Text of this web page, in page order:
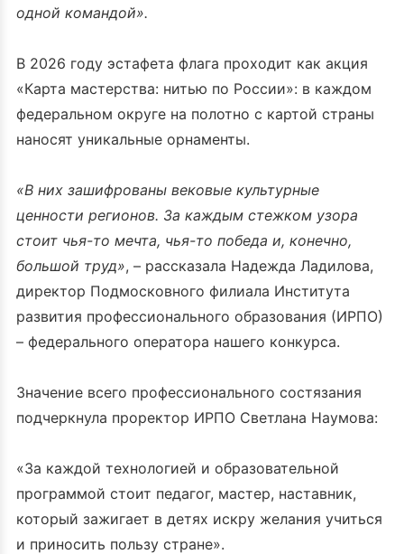
одной командой».
В 2026 году эстафета флага проходит как акция
«Карта мастерства: нитью по России»: в каждом
федеральном округе на полотно с картой страны
наносят уникальные орнаменты.
«В них зашифрованы вековые культурные
ценности регионов. За каждым стежком узора
стоит чья-то мечта, чья-то победа и, конечно,
большой труд», – рассказала Надежда Ладилова,
директор Подмосковного филиала Института
развития профессионального образования (ИРПО)
– федерального оператора нашего конкурса.
Значение всего профессионального состязания
подчеркнула проректор ИРПО Светлана Наумова:
«За каждой технологией и образовательной
программой стоит педагог, мастер, наставник,
который зажигает в детях искру желания учиться
и приносить пользу стране».